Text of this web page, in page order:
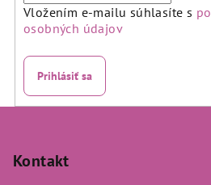
Vložením e-mailu súhlasíte s
osobných údajov
Prihlásiť sa
Kontakt